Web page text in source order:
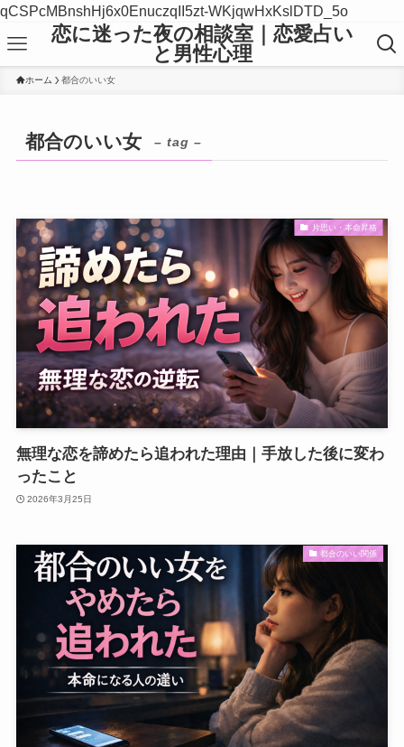
qCSPcMBnshHj6x0EnuczqII5zt-WKjqwHxKslDTD_5o
恋に迷った夜の相談室｜恋愛占い
と男性心理
ホーム 都合のいい女
都合のいい女 – tag –
片思い・本命昇格
無理な恋を諦めたら追われた理由｜手放した後に変わ
ったこと
2026年3月25日
都合のいい関係